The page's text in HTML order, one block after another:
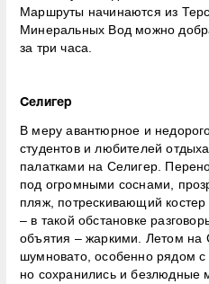
Маршруты начинаются из
Минеральных Вод можно
за три часа.
Селигер
В меру авантюрное и
студентов и любителей
палатками на Селигер.
под огромными соснами,
пляж, потрескивающий костер
– в такой обстановке
объятия – жаркими. Летом на
шумновато, особенно рядом с
но сохранились и безлюдные